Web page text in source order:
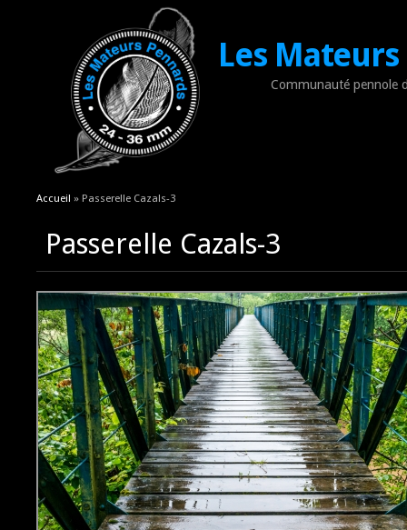
Les
Communauté pennole
Vous êtes ici
Accueil » Passerelle Cazals-3
Passerelle Cazals-3